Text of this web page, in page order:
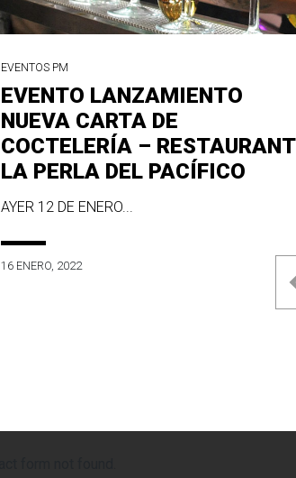
EVENTOS PM
EVENTO LANZAMIENTO
NUEVA CARTA DE
COCTELERÍA – RESTAURANT
LA PERLA DEL PACÍFICO
AYER 12 DE ENERO...
16 ENERO, 2022